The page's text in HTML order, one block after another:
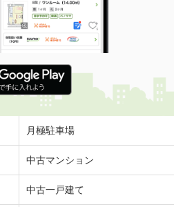
月極駐車場
中古マンション
中古一戸建て